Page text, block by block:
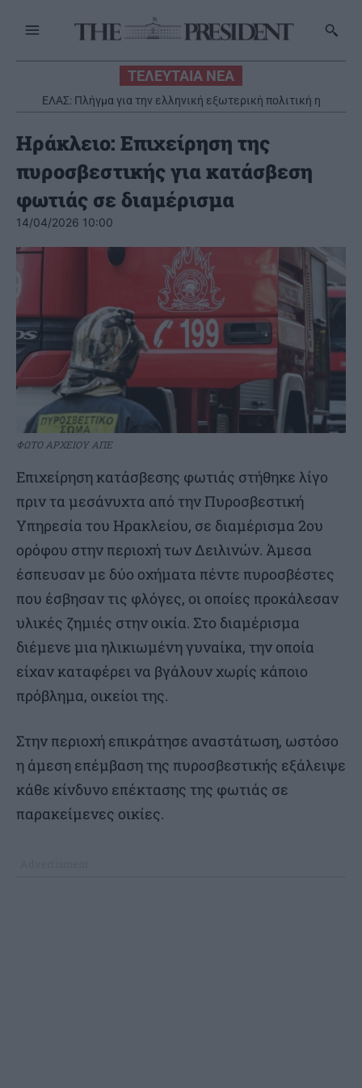
ΤΕΛΕΥΤΑΙΑ ΝΕΑ
ΕΛΑΣ: Πλήγμα για την ελληνική εξωτερική πολιτική η
συμφωνία Τουρκίας-Σαουδικής Αραβίας-Πακιστάν
Ηράκλειο: Επιχείρηση της
πυροσβεστικής για κατάσβεση
φωτιάς σε διαμέρισμα
14/04/2026 10:00
ΦΩΤΟ ΑΡΧΕΙΟΥ ΑΠΕ
Επιχείρηση κατάσβεσης φωτιάς στήθηκε λίγο
πριν τα μεσάνυχτα από την Πυροσβεστική
Υπηρεσία του Ηρακλείου, σε διαμέρισμα 2ου
ορόφου στην περιοχή των Δειλινών. Άμεσα
έσπευσαν με δύο οχήματα πέντε πυροσβέστες
που έσβησαν τις φλόγες, οι οποίες προκάλεσαν
υλικές ζημιές στην οικία. Στο διαμέρισμα
διέμενε μια ηλικιωμένη γυναίκα, την οποία
είχαν καταφέρει να βγάλουν χωρίς κάποιο
πρόβλημα, οικείοι της.
Στην περιοχή επικράτησε αναστάτωση, ωστόσο
η άμεση επέμβαση της πυροσβεστικής εξάλειψε
κάθε κίνδυνο επέκτασης της φωτιάς σε
παρακείμενες οικίες.